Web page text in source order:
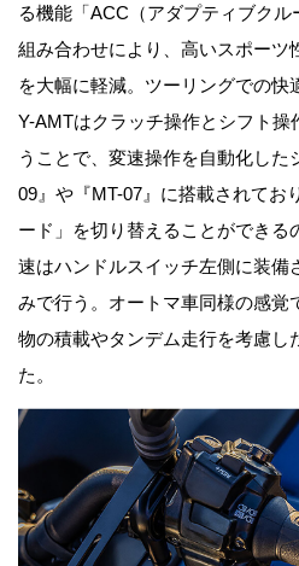
る機能「ACC（アダプティブク
組み合わせにより、高いスポーツ
を大幅に軽減。ツーリングでの快
Y-AMTはクラッチ操作とシフト操
うことで、変速操作を自動化した
09』や『MT-07』に搭載されてお
ード」を切り替えることができる
速はハンドルスイッチ左側に装備
みで行う。オートマ車同様の感覚
物の積載やタンデム走行を考慮し
た。